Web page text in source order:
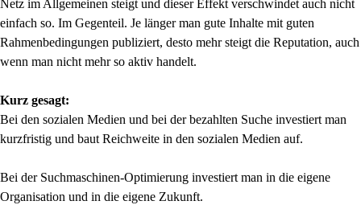
Netz im Allgemeinen steigt und dieser Effekt verschwindet auch nicht
einfach so. Im Gegenteil. Je länger man gute Inhalte mit guten
Rahmenbedingungen publiziert, desto mehr steigt die Reputation, auch
wenn man nicht mehr so aktiv handelt.
Kurz gesagt:
Bei den sozialen Medien und bei der bezahlten Suche investiert man
kurzfristig und baut Reichweite in den sozialen Medien auf.
Bei der Suchmaschinen-Optimierung investiert man in die eigene
Organisation und in die eigene Zukunft.